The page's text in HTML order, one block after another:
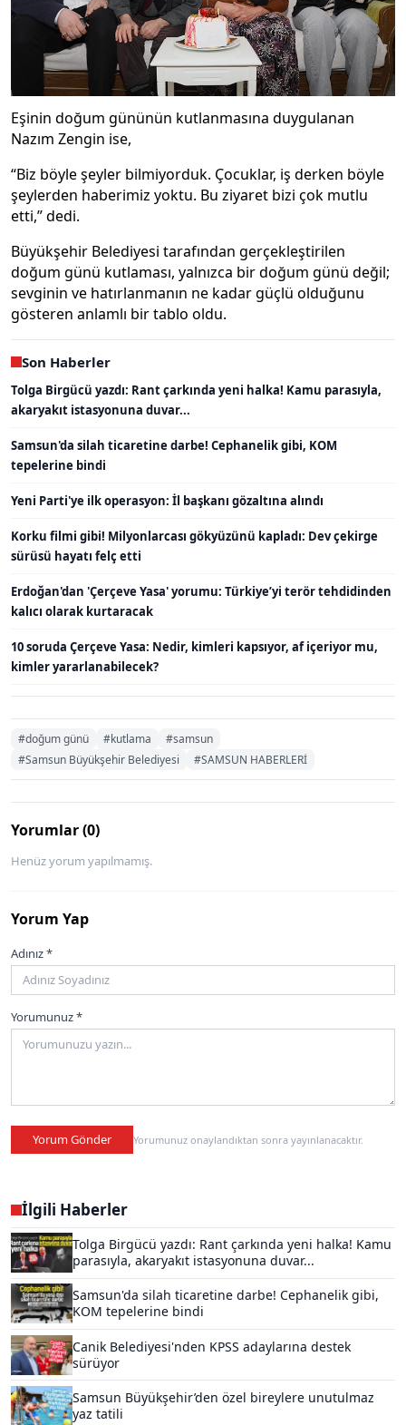
Eşinin doğum gününün kutlanmasına duygulanan
Nazım Zengin ise,
“Biz böyle şeyler bilmiyorduk. Çocuklar, iş derken böyle
şeylerden haberimiz yoktu. Bu ziyaret bizi çok mutlu
etti,” dedi.
Büyükşehir Belediyesi tarafından gerçekleştirilen
doğum günü kutlaması, yalnızca bir doğum günü değil;
sevginin ve hatırlanmanın ne kadar güçlü olduğunu
gösteren anlamlı bir tablo oldu.
Son Haberler
Tolga Birgücü yazdı: Rant çarkında yeni halka! Kamu parasıyla,
akaryakıt istasyonuna duvar...
Samsun'da silah ticaretine darbe! Cephanelik gibi, KOM
tepelerine bindi
Yeni Parti'ye ilk operasyon: İl başkanı gözaltına alındı
Korku filmi gibi! Milyonlarcası gökyüzünü kapladı: Dev çekirge
sürüsü hayatı felç etti
Erdoğan'dan 'Çerçeve Yasa' yorumu: Türkiye’yi terör tehdidinden
kalıcı olarak kurtaracak
10 soruda Çerçeve Yasa: Nedir, kimleri kapsıyor, af içeriyor mu,
kimler yararlanabilecek?
#doğum günü #kutlama
#samsun
#Samsun Büyükşehir Belediyesi
#SAMSUN HABERLERİ
Yorumlar (0)
Henüz yorum yapılmamış.
Yorum Yap
Adınız *
Yorumunuz *
Yorum Gönder Yorumunuz onaylandıktan sonra yayınlanacaktır.
İlgili Haberler
Tolga Birgücü yazdı: Rant çarkında yeni halka! Kamu
parasıyla, akaryakıt istasyonuna duvar...
Samsun'da silah ticaretine darbe! Cephanelik gibi,
KOM tepelerine bindi
Canik Belediyesi'nden KPSS adaylarına destek
sürüyor
Samsun Büyükşehir’den özel bireylere unutulmaz
yaz tatili